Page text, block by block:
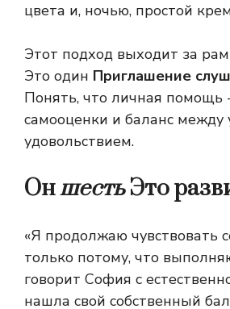
цвета и, ночью, простой
Этот подход выходит за
Это один Приглашение
Понять, что личная помощь
самооценки и баланс между
удовольствием.
ОншестьЭто
«Я продолжаю чувствовать
только потому, что
говорит София с
нашла свой собственный